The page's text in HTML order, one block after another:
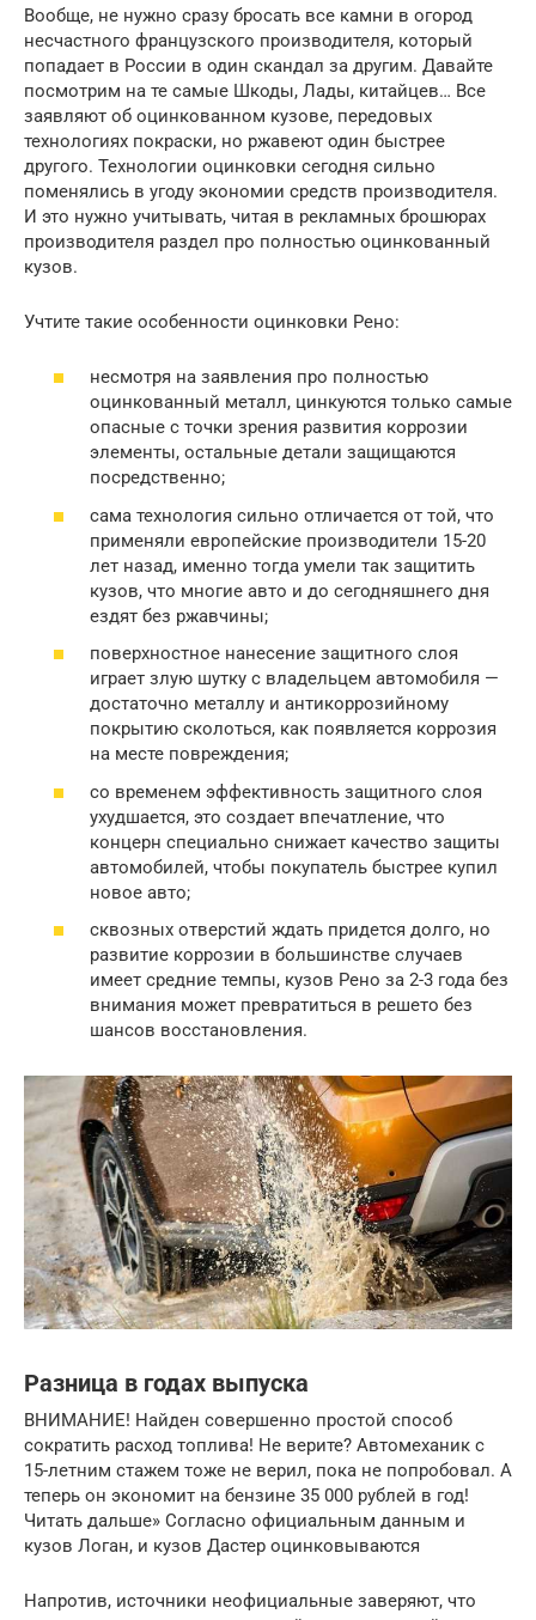
Вообще, не нужно сразу бросать все камни в огород
несчастного французского производителя, который
попадает в России в один скандал за другим. Давайте
посмотрим на те самые Шкоды, Лады, китайцев… Все
заявляют об оцинкованном кузове, передовых
технологиях покраски, но ржавеют один быстрее
другого. Технологии оцинковки сегодня сильно
поменялись в угоду экономии средств производителя.
И это нужно учитывать, читая в рекламных брошюрах
производителя раздел про полностью оцинкованный
кузов.
Учтите такие особенности оцинковки Рено:
несмотря на заявления про полностью
оцинкованный металл, цинкуются только самые
опасные с точки зрения развития коррозии
элементы, остальные детали защищаются
посредственно;
сама технология сильно отличается от той, что
применяли европейские производители 15-20
лет назад, именно тогда умели так защитить
кузов, что многие авто и до сегодняшнего дня
ездят без ржавчины;
поверхностное нанесение защитного слоя
играет злую шутку с владельцем автомобиля —
достаточно металлу и антикоррозийному
покрытию сколоться, как появляется коррозия
на месте повреждения;
со временем эффективность защитного слоя
ухудшается, это создает впечатление, что
концерн специально снижает качество защиты
автомобилей, чтобы покупатель быстрее купил
новое авто;
сквозных отверстий ждать придется долго, но
развитие коррозии в большинстве случаев
имеет средние темпы, кузов Рено за 2-3 года без
внимания может превратиться в решето без
шансов восстановления.
Разница в годах выпуска
ВНИМАНИЕ! Найден совершенно простой способ
сократить расход топлива! Не верите? Автомеханик с
15-летним стажем тоже не верил, пока не попробовал. А
теперь он экономит на бензине 35 000 рублей в год!
Читать дальше» Согласно официальным данным и
кузов Логан, и кузов Дастер оцинковываются
Напротив, источники неофициальные заверяют, что